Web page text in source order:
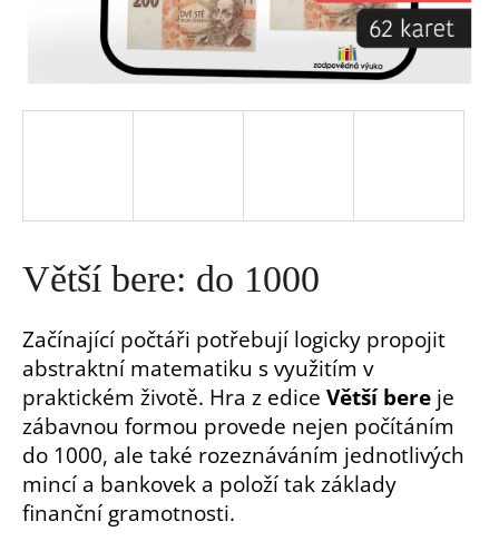
Větší bere: do 1000
Začínající počtáři potřebují logicky propojit
abstraktní matematiku s využitím v
praktickém životě. Hra z edice Větší bere je
zábavnou formou provede nejen počítáním
do 1000, ale také rozeznáváním jednotlivých
mincí a bankovek a položí tak základy
finanční gramotnosti.
t
HLEDAT
D
o
p
o